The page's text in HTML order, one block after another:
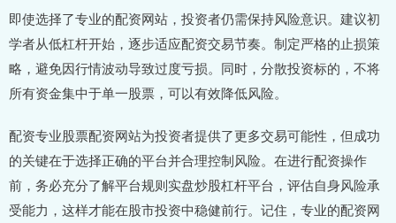
即使选择了专业的配资网站，投资者仍需保持风险意识。建议初
学者从低杠杆开始，逐步适应配资交易节奏。制定严格的止损策
略，避免因行情波动导致过度亏损。同时，分散投资标的，不将
所有资金集中于单一股票，可以有效降低风险。
配资专业股票配资网站为投资者提供了更多交易可能性，但成功
的关键在于选择正确的平台并合理控制风险。在进行配资操作
前，务必充分了解平台规则实盘炒股杠杆平台，评估自身风险承
受能力，这样才能在股市投资中稳健前行。记住，专业的配资网